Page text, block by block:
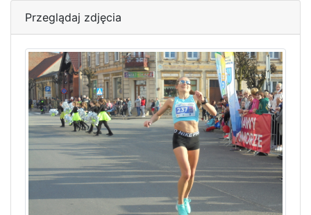
Przeglądaj zdjęcia